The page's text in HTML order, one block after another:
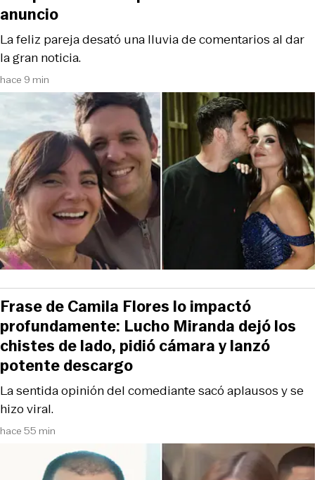
hace 9 min
La feliz pareja desató una lluvia de comentarios al dar
la gran noticia.
anuncio
hace 55 min
La sentida opinión del comediante sacó aplausos y se
hizo viral.
Frase de Camila Flores lo impactó
profundamente: Lucho Miranda dejó los
chistes de lado, pidió cámara y lanzó
potente descargo